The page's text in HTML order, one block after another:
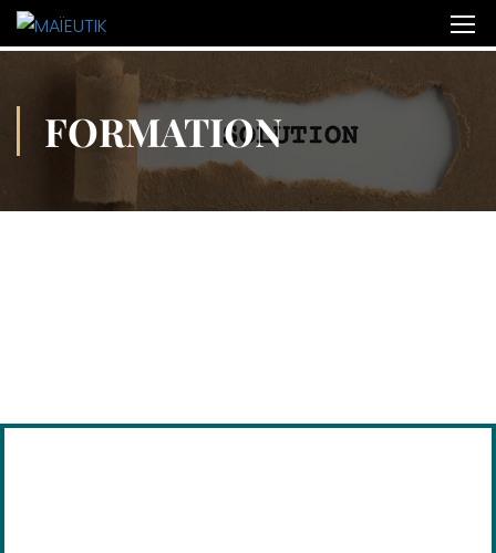
FORMATION